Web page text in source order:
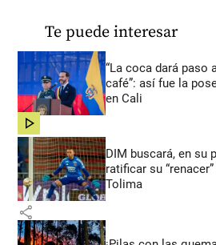
Te puede interesar
“La coca dará paso
café”: así fue la
en Cali
share
DIM buscará, en su
ratificar su
Tolima
share